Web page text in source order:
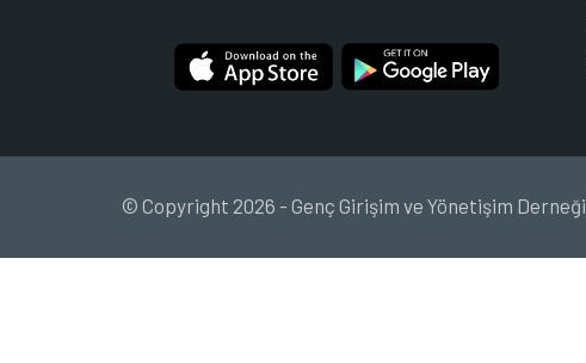
© Copyright 2026 - Genç Girişim ve Yönetişim Derneği